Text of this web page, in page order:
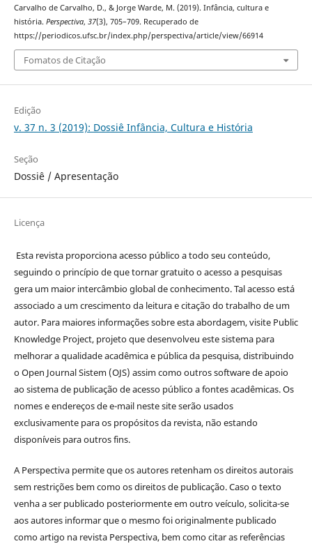
Carvalho de Carvalho, D., & Jorge Warde, M. (2019). Infância, cultura e
história. Perspectiva, 37(3), 705–709. Recuperado de
https://periodicos.ufsc.br/index.php/perspectiva/article/view/66914
Fomatos de Citação
Edição
v. 37 n. 3 (2019): Dossiê Infância, Cultura e História
Seção
Dossiê / Apresentação
Licença
Esta revista proporciona acesso público a todo seu conteúdo,
seguindo o princípio de que tornar gratuito o acesso a pesquisas
gera um maior intercâmbio global de conhecimento. Tal acesso está
associado a um crescimento da leitura e citação do trabalho de um
autor. Para maiores informações sobre esta abordagem, visite Public
Knowledge Project, projeto que desenvolveu este sistema para
melhorar a qualidade acadêmica e pública da pesquisa, distribuindo
o Open Journal Sistem (OJS) assim como outros software de apoio
ao sistema de publicação de acesso público a fontes acadêmicas. Os
nomes e endereços de e-mail neste site serão usados
exclusivamente para os propósitos da revista, não estando
disponíveis para outros fins.
A Perspectiva permite que os autores retenham os direitos autorais
sem restrições bem como os direitos de publicação. Caso o texto
venha a ser publicado posteriormente em outro veículo, solicita-se
aos autores informar que o mesmo foi originalmente publicado
como artigo na revista Perspectiva, bem como citar as referências